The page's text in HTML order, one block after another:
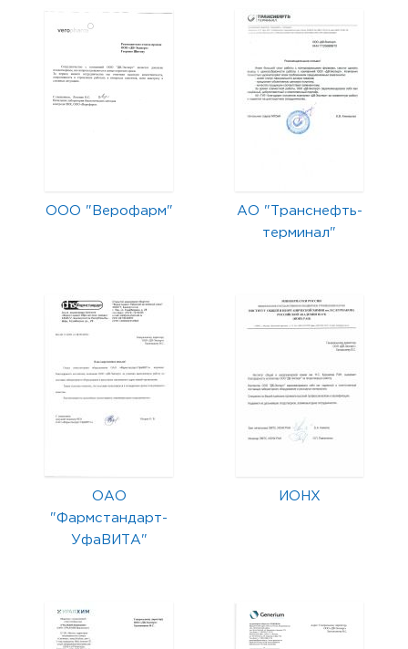
ООО "Верофарм"
АО "Транснефть-
терминал"
ОАО
"Фармстандарт-
УфаВИТА"
ИОНХ